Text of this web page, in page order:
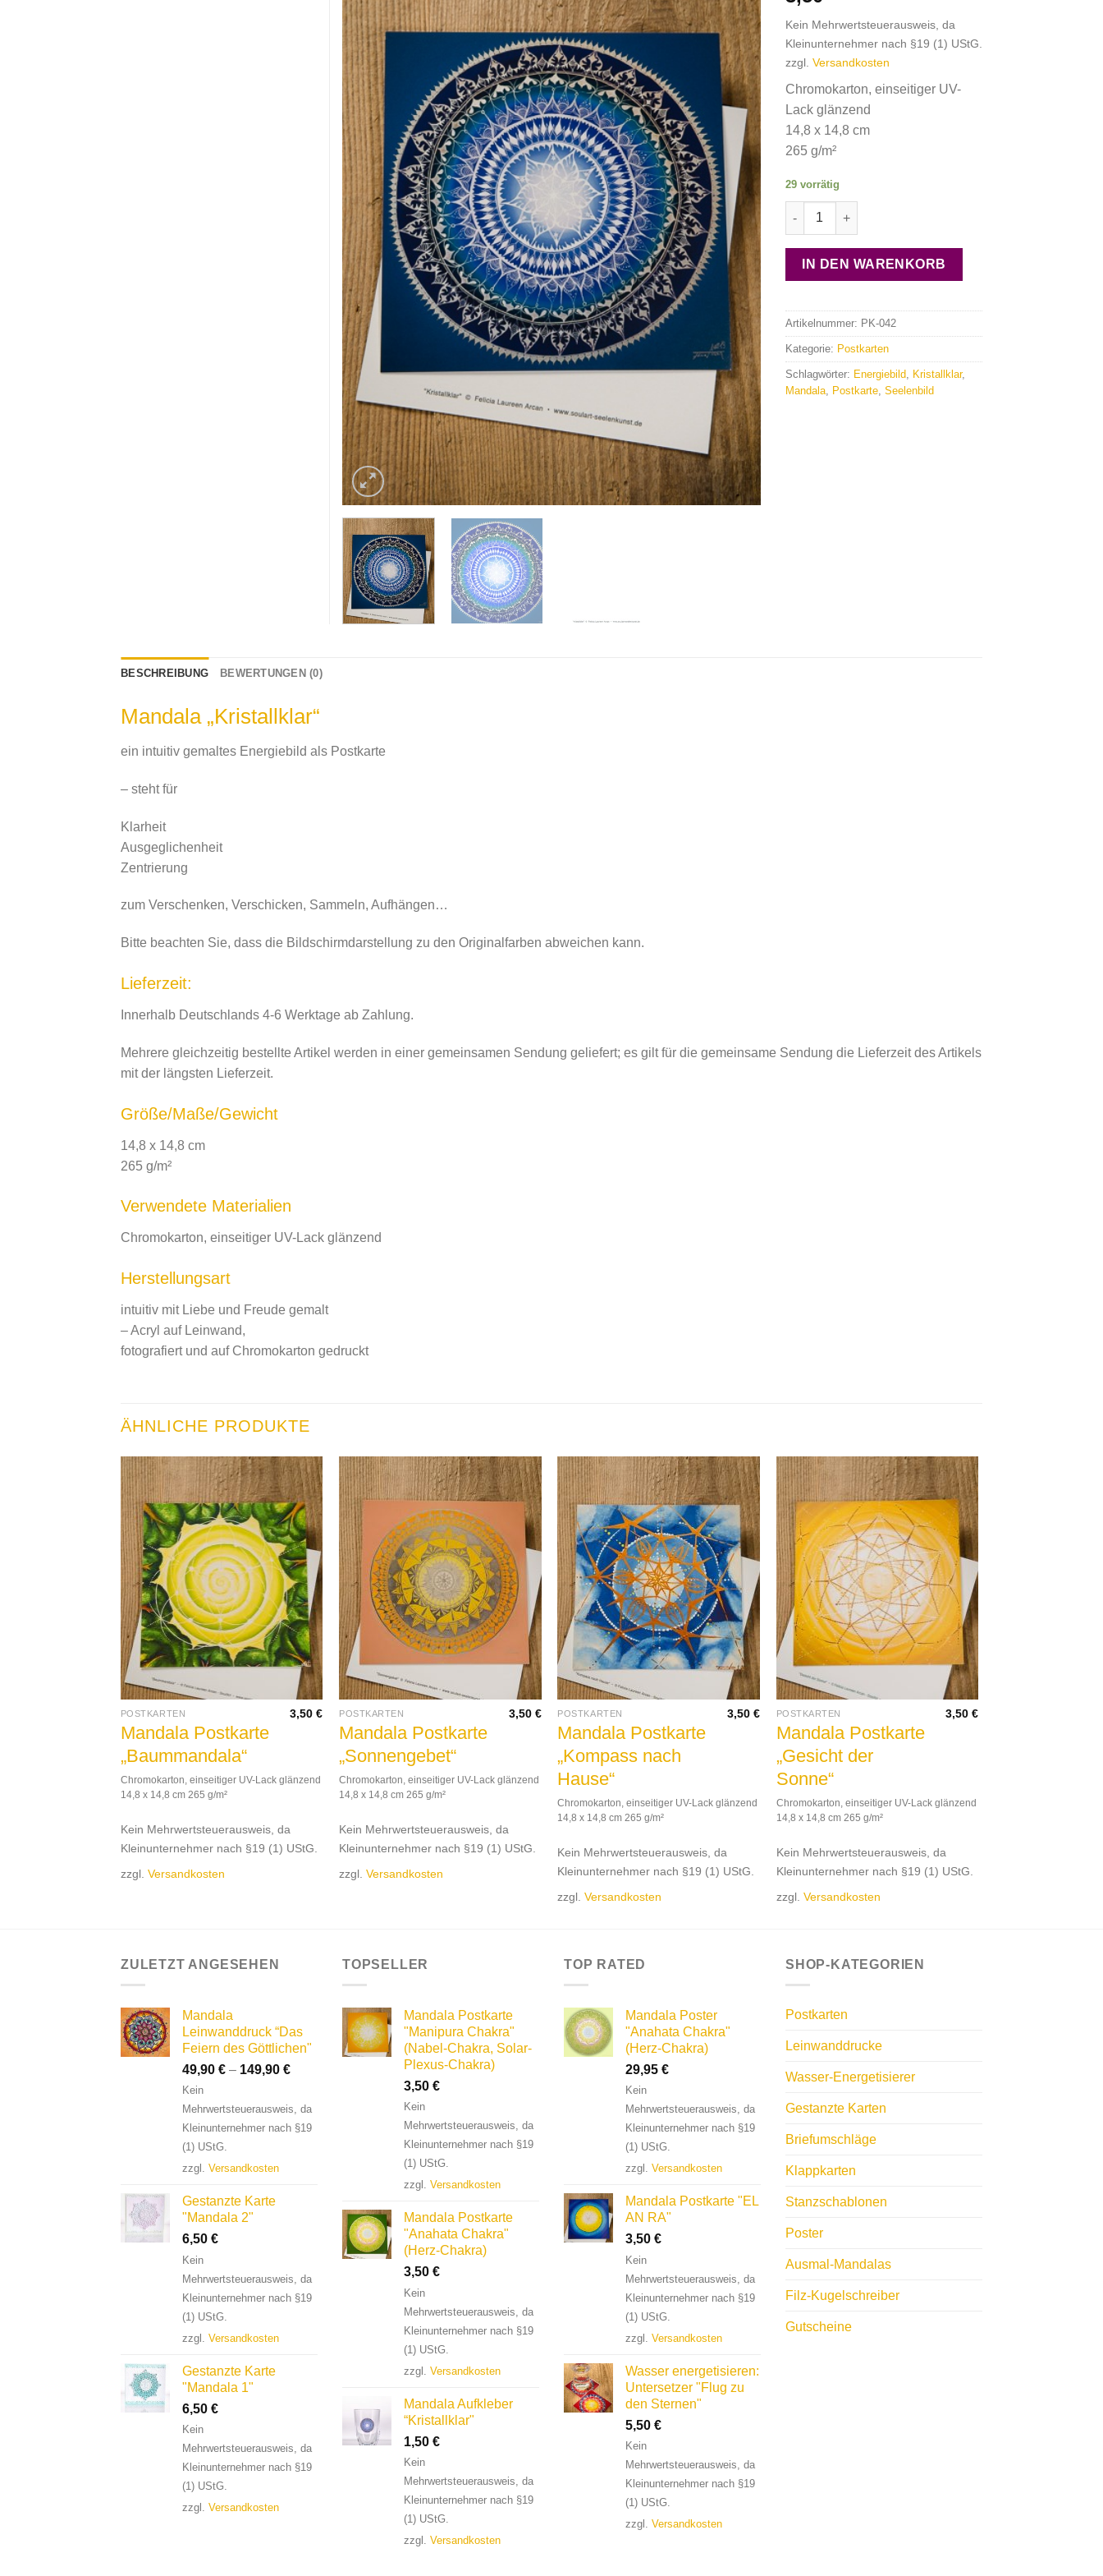
Kein Mehrwertsteuerausweis, da
Kleinunternehmer nach §19 (1) UStG.
zzgl. Versandkosten
Chromokarton, einseitiger UV-
Lack glänzend
14,8 x 14,8 cm
265 g/m²
29 vorrätig
Mandala Postkarte "Kristallklar" Menge
IN DEN WARENKORB
Artikelnummer: PK-042
Kategorie: Postkarten
Schlagwörter: Energiebild, Kristallklar,
Mandala, Postkarte, Seelenbild
BESCHREIBUNG BEWERTUNGEN (0)
Mandala „Kristallklar“
ein intuitiv gemaltes Energiebild als Postkarte
– steht für
Klarheit
Ausgeglichenheit
Zentrierung
zum Verschenken, Verschicken, Sammeln, Aufhängen…
Bitte beachten Sie, dass die Bildschirmdarstellung zu den Originalfarben abweichen kann.
Lieferzeit:
Innerhalb Deutschlands 4-6 Werktage ab Zahlung.
Mehrere gleichzeitig bestellte Artikel werden in einer gemeinsamen Sendung geliefert; es gilt für die gemeinsame Sendung die Lieferzeit des Artikels
mit der längsten Lieferzeit.
Größe/Maße/Gewicht
14,8 x 14,8 cm
265 g/m²
Verwendete Materialien
Chromokarton, einseitiger UV-Lack glänzend
Herstellungsart
intuitiv mit Liebe und Freude gemalt
– Acryl auf Leinwand,
fotografiert und auf Chromokarton gedruckt
ÄHNLICHE PRODUKTE
POSTKARTEN
Mandala Postkarte
„Baummandala“
3,50€
Chromokarton, einseitiger UV-Lack glänzend
14,8 x 14,8 cm 265 g/m²
Kein Mehrwertsteuerausweis, da
Kleinunternehmer nach §19 (1) UStG.
zzgl. Versandkosten
POSTKARTEN
Mandala Postkarte
„Sonnengebet“
3,50 €
Chromokarton, einseitiger UV-Lack glänzend
14,8 x 14,8 cm 265 g/m²
Kein Mehrwertsteuerausweis, da
Kleinunternehmer nach §19 (1) UStG.
zzgl.Versandkosten
POSTKARTEN
Mandala Postkarte
„Kompass nach
Hause“
3,50 €
Chromokarton, einseitiger UV-Lack glänzend
14,8 x 14,8 cm 265 g/m²
Kein Mehrwertsteuerausweis, da
Kleinunternehmer nach §19 (1) UStG.
zzgl.Versandkosten
POSTKARTEN
Mandala Postkarte
„Gesicht der
Sonne“
3,50€
Chromokarton, einseitiger UV-Lack glänzend
14,8 x 14,8 cm 265 g/m²
Kein Mehrwertsteuerausweis, da
Kleinunternehmer nach §19 (1) UStG.
zzgl. Versandkosten
ZULETZT ANGESEHEN
Mandala
Leinwanddruck “Das
Feiern des Göttlichen"
49,90 € – 149,90 €
Kein
Mehrwertsteuerausweis, da
Kleinunternehmer nach §19
(1) UStG.
zzgl. Versandkosten
Gestanzte Karte
"Mandala 2"
6,50 €
Kein
Mehrwertsteuerausweis, da
Kleinunternehmer nach §19
(1) UStG.
zzgl. Versandkosten
Gestanzte Karte
"Mandala 1"
6,50 €
Kein
Mehrwertsteuerausweis, da
Kleinunternehmer nach §19
(1) UStG.
zzgl. Versandkosten
TOPSELLER
Mandala Postkarte
"Manipura Chakra"
(Nabel-Chakra, Solar-
Plexus-Chakra)
3,50 €
Kein
Mehrwertsteuerausweis, da
Kleinunternehmer nach §19
(1) UStG.
zzgl. Versandkosten
Mandala Postkarte
"Anahata Chakra"
(Herz-Chakra)
3,50 €
Kein
Mehrwertsteuerausweis, da
Kleinunternehmer nach §19
(1) UStG.
zzgl. Versandkosten
Mandala Aufkleber
“Kristallklar"
1,50 €
Kein
Mehrwertsteuerausweis, da
Kleinunternehmer nach §19
(1) UStG.
zzgl. Versandkosten
TOP RATED
Mandala Poster
"Anahata Chakra"
(Herz-Chakra)
29,95 €
Kein
Mehrwertsteuerausweis, da
Kleinunternehmer nach §19
(1) UStG.
zzgl. Versandkosten
Mandala Postkarte "EL
AN RA"
3,50 €
Kein
Mehrwertsteuerausweis, da
Kleinunternehmer nach §19
(1) UStG.
zzgl. Versandkosten
Wasser energetisieren:
Untersetzer "Flug zu
den Sternen"
5,50 €
Kein
Mehrwertsteuerausweis, da
Kleinunternehmer nach §19
(1) UStG.
zzgl. Versandkosten
SHOP-KATEGORIEN
Postkarten
Leinwanddrucke
Wasser-Energetisierer
Gestanzte Karten
Briefumschläge
Klappkarten
Stanzschablonen
Poster
Ausmal-Mandalas
Filz-Kugelschreiber
Gutscheine